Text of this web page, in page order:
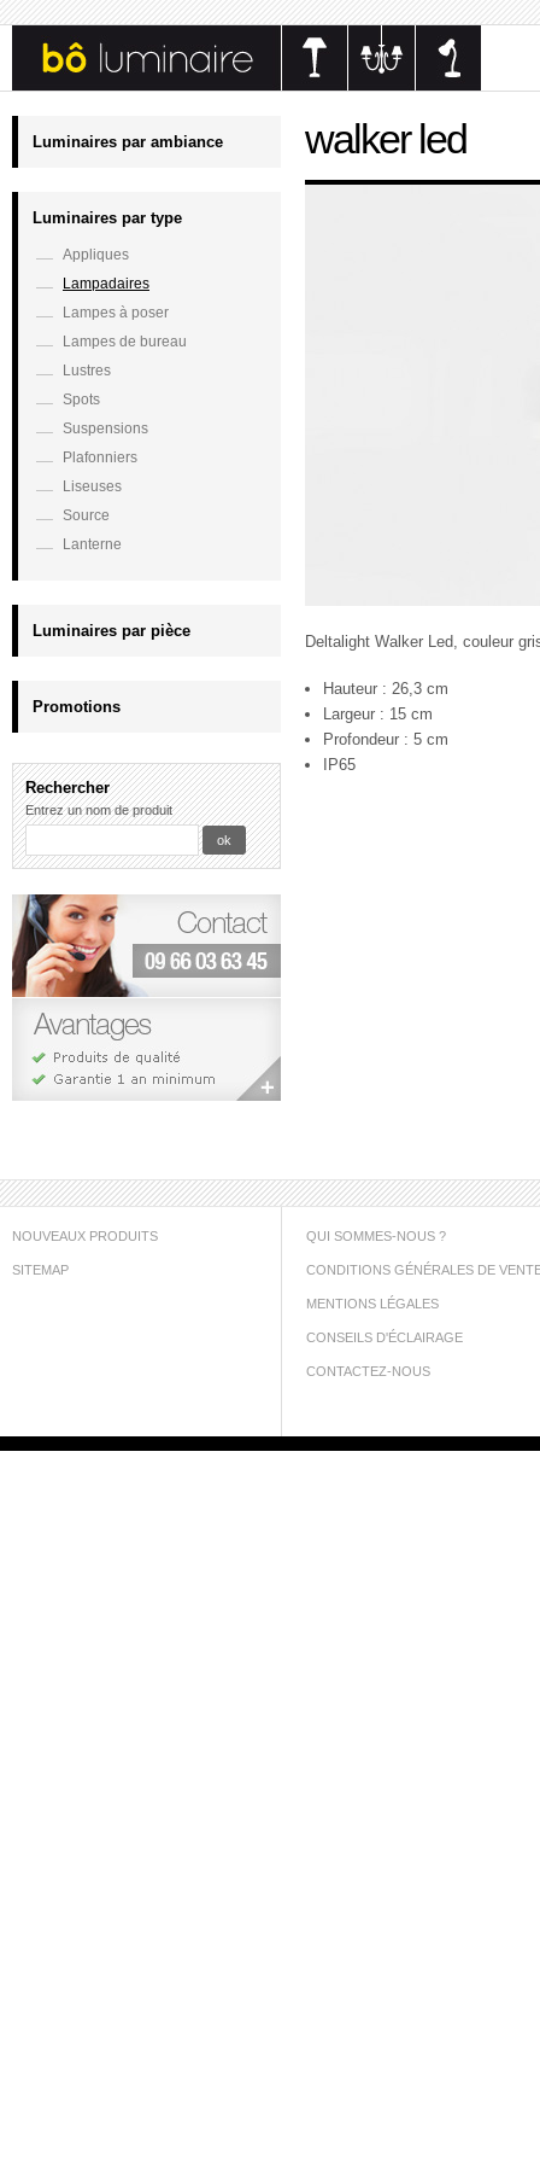
Luminaires par ambiance
Luminaires par type
Appliques
Lampadaires
Lampes à poser
Lampes de bureau
Lustres
Spots
Suspensions
Plafonniers
Liseuses
Source
Lanterne
Luminaires par pièce
Promotions
Rechercher
Entrez un nom de produit
walker led
Deltalight Walker Led, couleur
Hauteur : 26,3 cm
Largeur : 15 cm
Profondeur : 5 cm
IP65
NOUVEAUX PRODUITS
SITEMAP
QUI SOMMES-NOUS ?
CONDITIONS GÉNÉRALES DE
MENTIONS LÉGALES
CONSEILS D'ÉCLAIRAGE
CONTACTEZ-NOUS